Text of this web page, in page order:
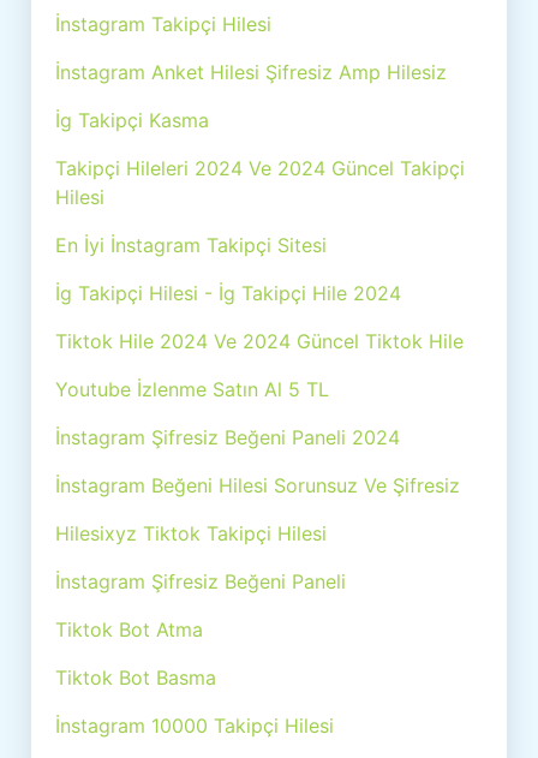
İnstagram Takipçi Hilesi
İnstagram Anket Hilesi Şifresiz Amp Hilesiz
İg Takipçi Kasma
Takipçi Hileleri 2024 Ve 2024 Güncel Takipçi
Hilesi
En İyi İnstagram Takipçi Sitesi
İg Takipçi Hilesi - İg Takipçi Hile 2024
Tiktok Hile 2024 Ve 2024 Güncel Tiktok Hile
Youtube İzlenme Satın Al 5 TL
İnstagram Şifresiz Beğeni Paneli 2024
İnstagram Beğeni Hilesi Sorunsuz Ve Şifresiz
Hilesixyz Tiktok Takipçi Hilesi
İnstagram Şifresiz Beğeni Paneli
Tiktok Bot Atma
Tiktok Bot Basma
İnstagram 10000 Takipçi Hilesi